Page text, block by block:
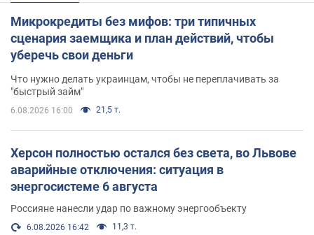
Микрокредиты без мифов: три типичных
сценария заемщика и план действий, чтобы
уберечь свои деньги
Что нужно делать украинцам, чтобы не переплачивать за
"быстрый займ"
6.08.2026 16:00 21,5 т.
Херсон полностью остался без света, во Львове
аварийные отключения: ситуация в
энергосистеме 6 августа
Россияне нанесли удар по важному энергообъекту
6.08.2026 16:42 11,3 т.